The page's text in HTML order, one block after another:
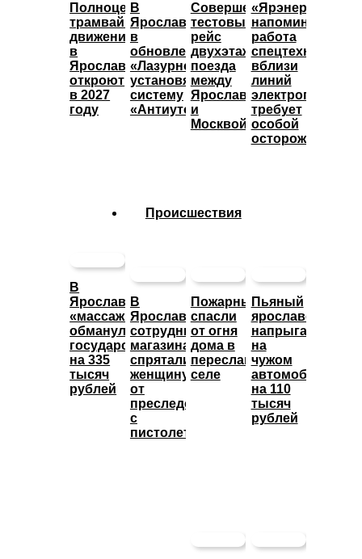
Полноценное
трамвайное
движение
в
Ярославле
откроют
в 2027
году
В
Ярославле
в
обновленном
«Лазурном»
установят
систему
«Антиутоп»
Совершен
тестовый
рейс
двухэтажного
поезда
между
Ярославлем
и
Москвой
«Ярэнерго»
напоминает:
работа
спецтехники
вблизи
линий
требует
особой
осторожности
В
Ярославле
«массажистка»
обманула
государство
на 335
тысяч
рублей
Происшествия
В
Ярославле
сотрудники
магазина
спрятали
женщину
от
преследователя
с
пистолетом
Пожарные
спасли
от огня
дома в
переславском
селе
Пьяный
ярославец
напрыгал
на
чужом
автомобиле
на 110
тысяч
рублей